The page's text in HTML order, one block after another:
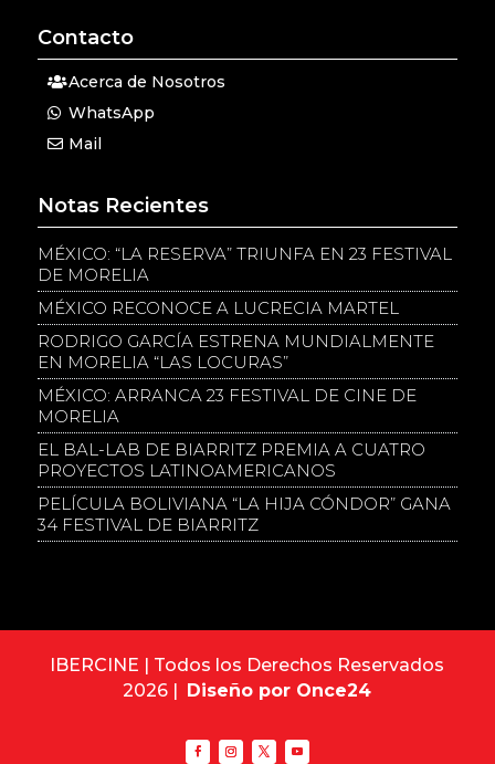
Contacto
Acerca de Nosotros
WhatsApp
Mail
Notas Recientes
MÉXICO: “LA RESERVA” TRIUNFA EN 23 FESTIVAL
DE MORELIA
MÉXICO RECONOCE A LUCRECIA MARTEL
RODRIGO GARCÍA ESTRENA MUNDIALMENTE
EN MORELIA “LAS LOCURAS”
MÉXICO: ARRANCA 23 FESTIVAL DE CINE DE
MORELIA
EL BAL-LAB DE BIARRITZ PREMIA A CUATRO
PROYECTOS LATINOAMERICANOS
PELÍCULA BOLIVIANA “LA HIJA CÓNDOR” GANA
34 FESTIVAL DE BIARRITZ
IBERCINE | Todos los Derechos Reservados
2026 | Diseño por Once24